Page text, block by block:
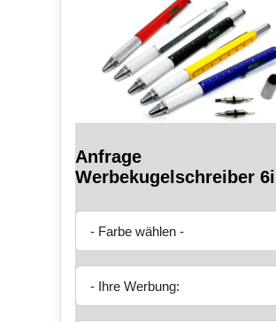
Anfrage
Werbekugelschreiber